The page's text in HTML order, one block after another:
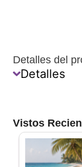
Detalles del
Detalles
Vistos